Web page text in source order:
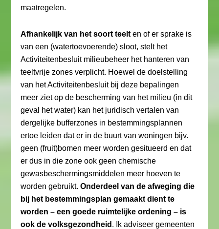
maatregelen.
Afhankelijk van het soort teelt en of er sprake is
van een (watertoevoerende) sloot, stelt het
Activiteitenbesluit milieubeheer het hanteren van
teeltvrije zones verplicht. Hoewel de doelstelling
van het Activiteitenbesluit bij deze bepalingen
meer ziet op de bescherming van het milieu (in dit
geval het water) kan het juridisch vertalen van
dergelijke bufferzones in bestemmingsplannen
ertoe leiden dat er in de buurt van woningen bijv.
geen (fruit)bomen meer worden gesitueerd en dat
er dus in die zone ook geen chemische
gewasbeschermingsmiddelen meer hoeven te
worden gebruikt.Onderdeel van de afweging die
bij het bestemmingsplan gemaakt dient te
worden – een goede ruimtelijke ordening – is
ook de volksgezondheid . Ik adviseer gemeenten